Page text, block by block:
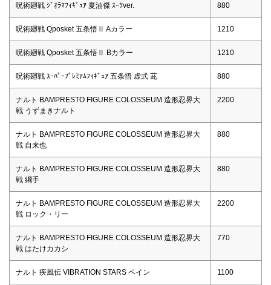
呪術廻戦 ｼﾞｵﾗﾏﾌｨｷﾞｭｱ 夏油傑 ｽｰﾂver. 880
呪術廻戦 Qposket 五条悟Ⅱ Aカラー 1210
呪術廻戦 Qposket 五条悟Ⅱ Bカラー 1210
呪術廻戦 ｽｰﾊﾟｰﾌﾟﾚﾐｱﾑﾌｨｷﾞｭｱ 五条悟 虚式 茈 880
ナルト BAMPRESTO FIGURE COLOSSEUM 造形忍界大
戦 うずまきナルト
2200
ナルト BAMPRESTO FIGURE COLOSSEUM 造形忍界大
戦 自来也
880
ナルト BAMPRESTO FIGURE COLOSSEUM 造形忍界大
戦 綱手
880
ナルト BAMPRESTO FIGURE COLOSSEUM 造形忍界大
戦 ロック・リー
2200
ナルト BAMPRESTO FIGURE COLOSSEUM 造形忍界大
戦 はたけカカシ
770
ナルト 疾風伝 VIBRATION STARS ペイン 1100